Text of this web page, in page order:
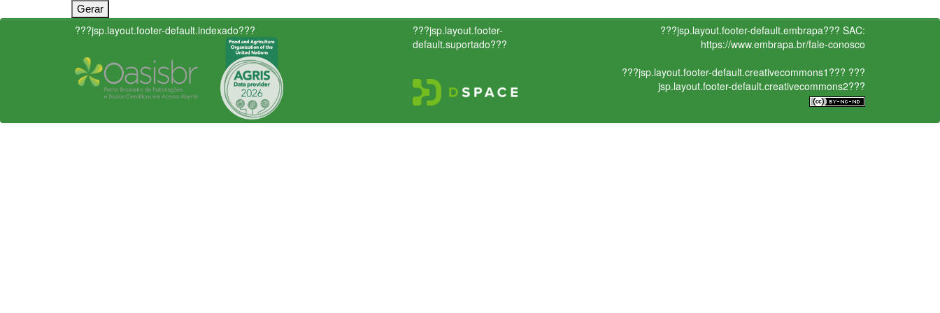
???jsp.layout.footer-default.indexado???
???jsp.layout.footer-
default.suportado???
???jsp.layout.footer-default.embrapa??? SAC:
https://www.embrapa.br/fale-conosco
???jsp.layout.footer-default.creativecommons1??? ???
jsp.layout.footer-default.creativecommons2???